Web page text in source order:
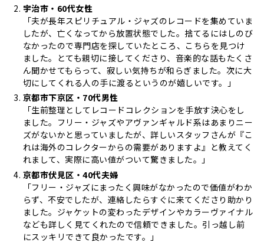
宇治市・60代女性
「夫が長年スピリチュアル・ジャズのレコードを集めていま
したが、亡くなってから放置状態でした。捨てるにはしのび
なかったので専門店を探していたところ、こちらを見つけ
ました。とても親切に接してくださり、音楽的な話もたくさ
ん聞かせてもらって、寂しい気持ちが和らぎました。次に大
切にしてくれる人の手に渡るというのが嬉しいです。」
京都市下京区・70代男性
「生前整理としてレコードコレクションを手放す決心をし
ました。フリー・ジャズやアヴァンギャルド系はあまりニー
ズがないかと思っていましたが、詳しいスタッフさんが『こ
れは海外のコレクターからの需要がありますよ』と教えてく
れまして、実際に高い値がついて驚きました。」
京都市伏見区・40代夫婦
「フリー・ジャズにまったく興味がなかったので価値がわか
らず、不安でしたが、連絡したらすぐに来てくださり助かり
ました。ジャケットの変わったデザインやカラーヴァイナル
なども詳しく見てくれたので信頼できました。引っ越し前
にスッキリできて良かったです。」